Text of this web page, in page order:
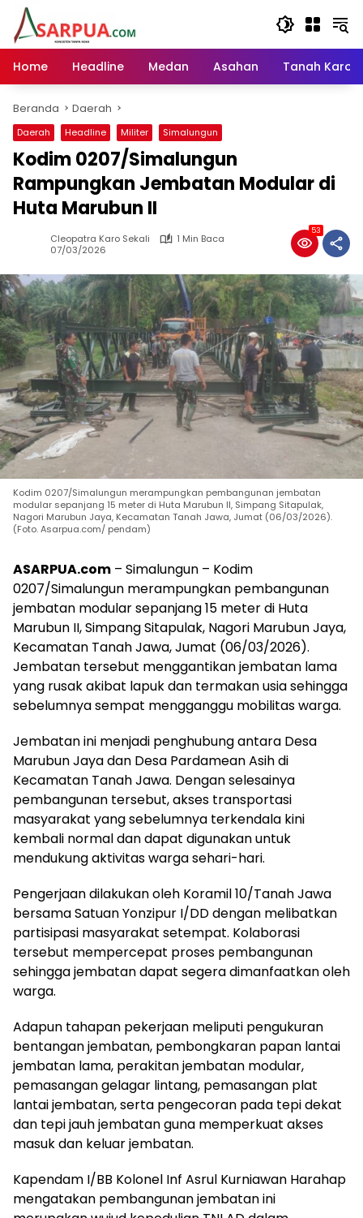
Langsung
konten
Home
Headline Medan Asahan Tanah Karo
Beranda Daerah
Daerah Headline Militer Simalungun
Kodim 0207/Simalungun
Rampungkan Jembatan Modular di
Huta Marubun II
Cleopatra Karo Sekali
1 Min Baca
07/03/2026
53
Kodim 0207/Simalungun merampungkan pembangunan jembatan
modular sepanjang 15 meter di Huta Marubun II, Simpang Sitapulak,
Nagori Marubun Jaya, Kecamatan Tanah Jawa, Jumat (06/03/2026).
(Foto. Asarpua.com/ pendam)
ASARPUA.com – Simalungun – Kodim
0207/Simalungun merampungkan pembangunan
jembatan modular sepanjang 15 meter di Huta
Marubun II, Simpang Sitapulak, Nagori Marubun Jaya,
Kecamatan Tanah Jawa, Jumat (06/03/2026).
Jembatan tersebut menggantikan jembatan lama
yang rusak akibat lapuk dan termakan usia sehingga
sebelumnya sempat mengganggu mobilitas warga.
Jembatan ini menjadi penghubung antara Desa
Marubun Jaya dan Desa Pardamean Asih di
Kecamatan Tanah Jawa. Dengan selesainya
pembangunan tersebut, akses transportasi
masyarakat yang sebelumnya terkendala kini
kembali normal dan dapat digunakan untuk
mendukung aktivitas warga sehari-hari.
Pengerjaan dilakukan oleh Koramil 10/Tanah Jawa
bersama Satuan Yonzipur I/DD dengan melibatkan
partisipasi masyarakat setempat. Kolaborasi
tersebut mempercepat proses pembangunan
sehingga jembatan dapat segera dimanfaatkan oleh
warga.
Adapun tahapan pekerjaan meliputi pengukuran
bentangan jembatan, pembongkaran papan lantai
jembatan lama, perakitan jembatan modular,
pemasangan gelagar lintang, pemasangan plat
lantai jembatan, serta pengecoran pada tepi dekat
dan tepi jauh jembatan guna memperkuat akses
masuk dan keluar jembatan.
Kapendam I/BB Kolonel Inf Asrul Kurniawan Harahap
mengatakan pembangunan jembatan ini